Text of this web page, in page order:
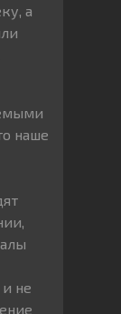
а
наше
и не